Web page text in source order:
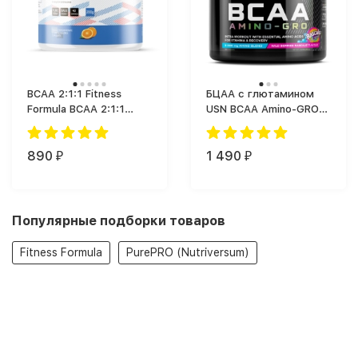
BCAA 2:1:1 Fitness
Formula BCAA 2:1:1
Premium (200 г)
890 ₽
БЦАА с глютамином
USN BCAA Amino-GRO
(200 г)
1 490 ₽
Популярные подборки товаров
Fitness Formula PurePRO (Nutriversum)